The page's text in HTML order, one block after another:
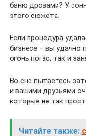
баню дровами? У
этого сюжета.
Если процедура
бизнесе – вы удачно
огонь погас, так и
Во сне пытаетесь
и вашими друзьями
которые не так
Читайте также: